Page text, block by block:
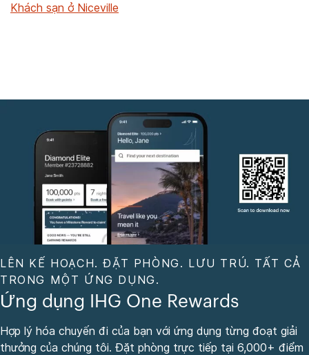
Khách sạn ở Niceville
LÊN KẾ HOẠCH. ĐẶT PHÒNG. LƯU TRÚ. TẤT CẢ
TRONG MỘT ỨNG DỤNG.
Ứng dụng IHG One Rewards
Hợp lý hóa chuyến đi của bạn với ứng dụng từng đoạt giải
thưởng của chúng tôi. Đặt phòng trực tiếp tại 6,000+ điểm